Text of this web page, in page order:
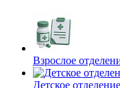
Взрослое
Детское отделение